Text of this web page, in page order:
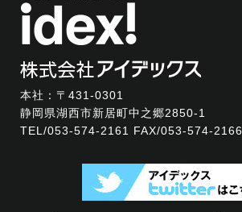
本社：〒431-0301
静岡県湖西市新居町中之郷2850-1
TEL/053-574-2161 FAX/053-574-2166